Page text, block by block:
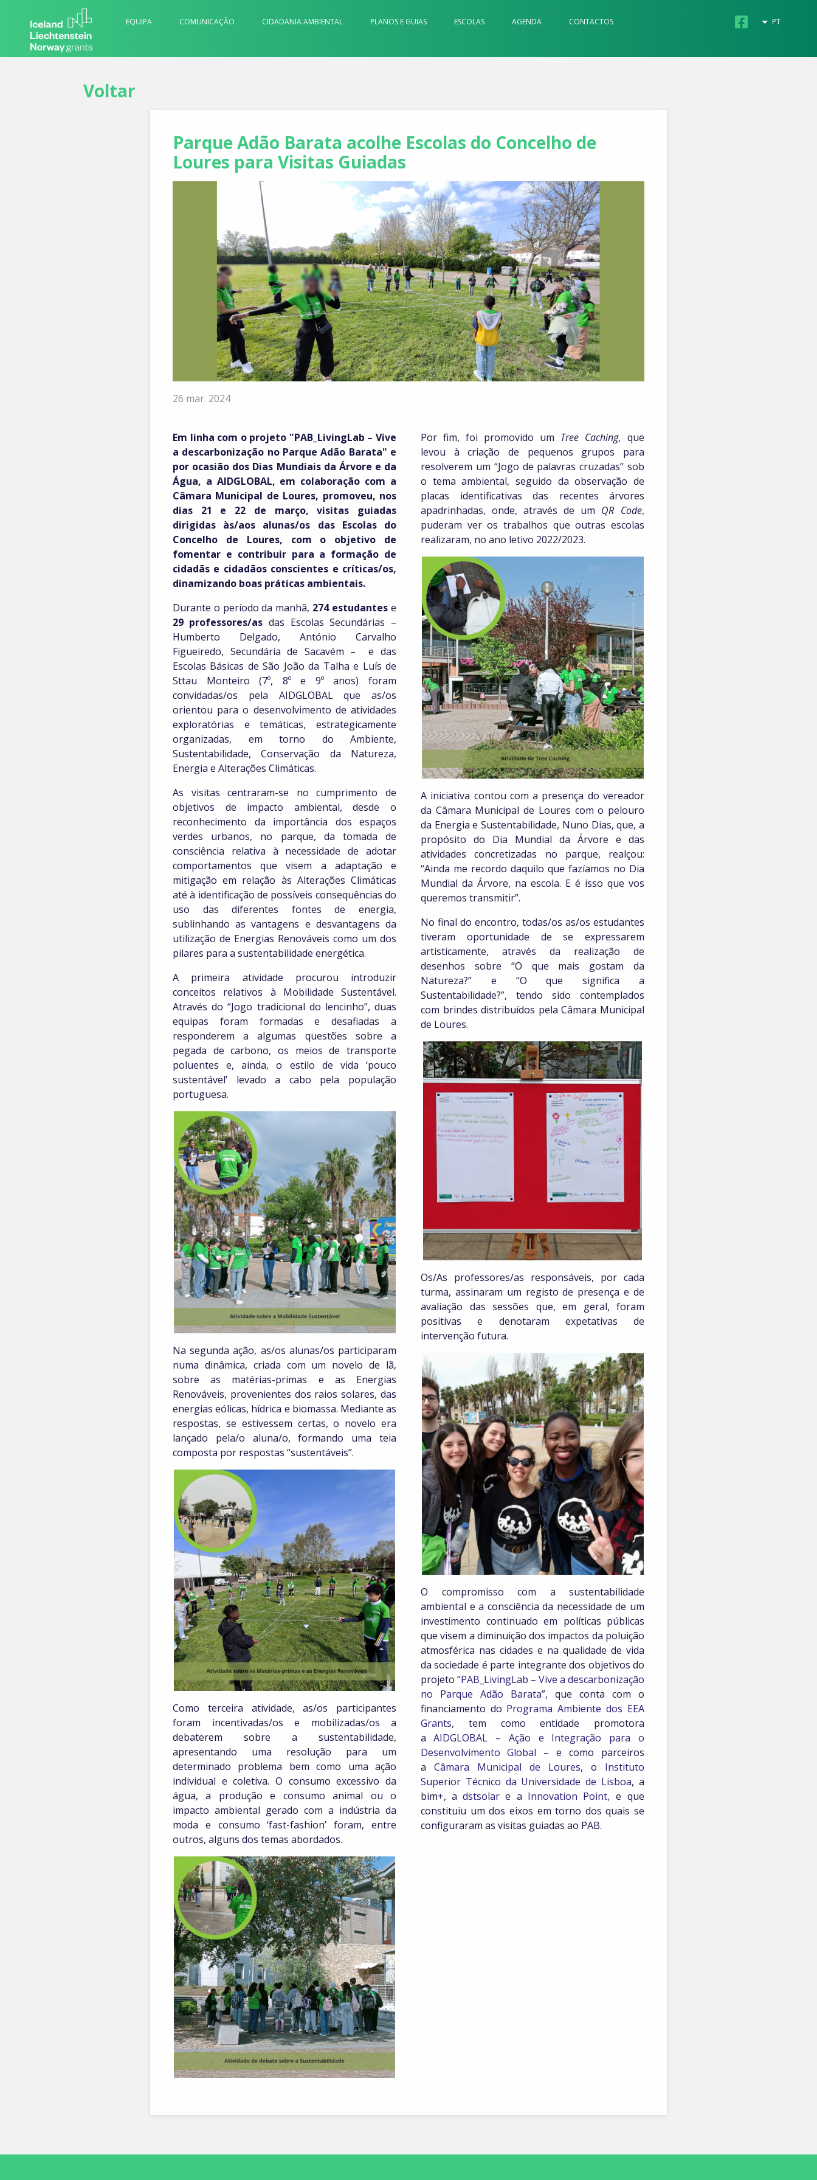
EQUIPA COMUNICAÇÃO CIDADANIA AMBIENTAL PLANOS E GUIAS ESCOLAS AGENDA CONTACTOS PT
Voltar
Parque Adão Barata acolhe Escolas do Concelho de
Loures para Visitas Guiadas
26 mar. 2024
Em linha com o projeto "PAB_LivingLab – Vive
a descarbonização no Parque Adão Barata" e
por ocasião dos Dias Mundiais da Árvore e da
Água, a AIDGLOBAL, em colaboração com a
Câmara Municipal de Loures, promoveu, nos
dias 21 e 22 de março, visitas guiadas
dirigidas às/aos alunas/os das Escolas do
Concelho de Loures, com o objetivo de
fomentar e contribuir para a formação de
cidadãs e cidadãos conscientes e críticas/os,
dinamizando boas práticas ambientais.
Durante o período da manhã, 274 estudantes e
29 professores/as das Escolas Secundárias –
Humberto Delgado, António Carvalho
Figueiredo, Secundária de Sacavém – e das
Escolas Básicas de São João da Talha e Luís de
Sttau Monteiro (7º, 8º e 9º anos) foram
convidadas/os pela AIDGLOBAL que as/os
orientou para o desenvolvimento de atividades
exploratórias e temáticas, estrategicamente
organizadas, em torno do Ambiente,
Sustentabilidade, Conservação da Natureza,
Energia e Alterações Climáticas.
As visitas centraram-se no cumprimento de
objetivos de impacto ambiental, desde o
reconhecimento da importância dos espaços
verdes urbanos, no parque, da tomada de
consciência relativa à necessidade de adotar
comportamentos que visem a adaptação e
mitigação em relação às Alterações Climáticas
até à identificação de possíveis consequências do
uso das diferentes fontes de energia,
sublinhando as vantagens e desvantagens da
utilização de Energias Renováveis como um dos
pilares para a sustentabilidade energética.
A primeira atividade procurou introduzir
conceitos relativos à Mobilidade Sustentável.
Através do “Jogo tradicional do lencinho”, duas
equipas foram formadas e desafiadas a
responderem a algumas questões sobre a
pegada de carbono, os meios de transporte
poluentes e, ainda, o estilo de vida ‘pouco
sustentável’ levado a cabo pela população
portuguesa.
Na segunda ação, as/os alunas/os participaram
numa dinâmica, criada com um novelo de lã,
sobre as matérias-primas e as Energias
Renováveis, provenientes dos raios solares, das
energias eólicas, hídrica e biomassa. Mediante as
respostas, se estivessem certas, o novelo era
lançado pela/o aluna/o, formando uma teia
composta por respostas “sustentáveis”.
Como terceira atividade, as/os participantes
foram incentivadas/os e mobilizadas/os a
debaterem sobre a sustentabilidade,
apresentando uma resolução para um
determinado problema bem como uma ação
individual e coletiva. O consumo excessivo da
água, a produção e consumo animal ou o
impacto ambiental gerado com a indústria da
moda e consumo ‘fast-fashion’ foram, entre
outros, alguns dos temas abordados.
Por fim, foi promovido um Tree Caching, que
levou à criação de pequenos grupos para
resolverem um “Jogo de palavras cruzadas” sob
o tema ambiental, seguido da observação de
placas identificativas das recentes árvores
apadrinhadas, onde, através de um QR Code,
puderam ver os trabalhos que outras escolas
realizaram, no ano letivo 2022/2023.
A iniciativa contou com a presença do vereador
da Câmara Municipal de Loures com o pelouro
da Energia e Sustentabilidade, Nuno Dias, que, a
propósito do Dia Mundial da Árvore e das
atividades concretizadas no parque, realçou:
“Ainda me recordo daquilo que fazíamos no Dia
Mundial da Árvore, na escola. E é isso que vos
queremos transmitir”.
No final do encontro, todas/os as/os estudantes
tiveram oportunidade de se expressarem
artisticamente, através da realização de
desenhos sobre “O que mais gostam da
Natureza?” e “O que significa a
Sustentabilidade?”, tendo sido contemplados
com brindes distribuídos pela Câmara Municipal
de Loures.
Os/As professores/as responsáveis, por cada
turma, assinaram um registo de presença e de
avaliação das sessões que, em geral, foram
positivas e denotaram expetativas de
intervenção futura.
O compromisso com a sustentabilidade
ambiental e a consciência da necessidade de um
investimento continuado em políticas públicas
que visem a diminuição dos impactos da poluição
atmosférica nas cidades e na qualidade de vida
da sociedade é parte integrante dos objetivos do
projeto “PAB_LivingLab – Vive a descarbonização
no Parque Adão Barata”, que conta com o
financiamento do Programa Ambiente dos EEA
Grants, tem como entidade promotora
a AIDGLOBAL – Ação e Integração para o
Desenvolvimento Global – e como parceiros
a Câmara Municipal de Loures, o Instituto
Superior Técnico da Universidade de Lisboa, a
bim+, a dstsolar e a Innovation Point, e que
constituiu um dos eixos em torno dos quais se
configuraram as visitas guiadas ao PAB.​​